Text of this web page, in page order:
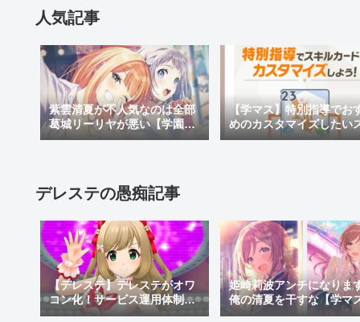
人気記事
紫雲清夏が不人気なのは全部
葛城リーリヤが悪い【学園ア
イドルマスター】
【学マス】特別指導でお
めのカスタマイズしたい
ルカードと効果を紹介！
デレステの愚痴記事
【デレステ】デレステがオワ
コン化！サービス運用体制変
更でサ終秒読み開始！デレス
姫崎莉波アンチになりま
俺の清夏を干すな【学マ
痴】